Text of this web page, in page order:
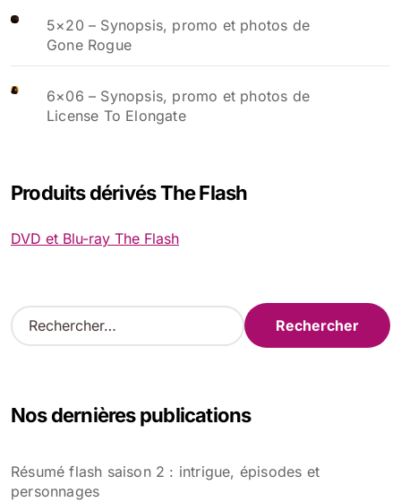
5×20 – Synopsis, promo et photos de
Gone Rogue
6×06 – Synopsis, promo et photos de
License To Elongate
Produits dérivés The Flash
DVD et Blu-ray The Flash
R
e
r
e
r
Nos dernières publications
Résumé flash saison 2 : intrigue, épisodes et
personnages